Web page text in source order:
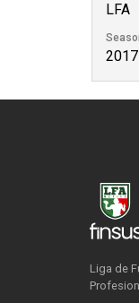
LFA
2017
Liga de